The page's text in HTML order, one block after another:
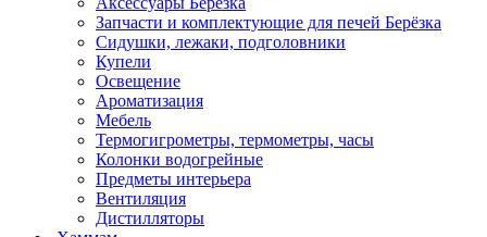
Запчасти и комплектующие для печей Берёзка
Сидушки, лежаки, подголовники
Купели
Освещение
Ароматизация
Мебель
Термогигрометры, термометры, часы
Колонки водогрейные
Предметы интерьера
Вентиляция
Дистилляторы